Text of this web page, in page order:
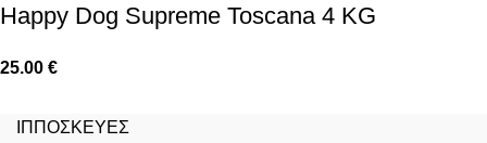
Happy Dog Supreme Toscana 4 KG
25.00 €
ΙΠΠΟΣΚΕΥΕΣ